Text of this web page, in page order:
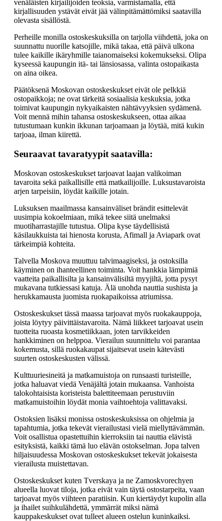
venäläisten kirjailijoiden teoksia, varmistamalla, että
kirjallisuuden ystävät eivät jää välinpitämättömiksi saatavilla
olevasta sisällöstä.
Perheille monilla ostoskeskuksilla on tarjolla viihdettä, joka on
suunnattu nuorille katsojille, mikä takaa, että päivä ulkona
tulee kaikille ikäryhmille taianomaiseksi kokemukseksi. Olipa
kyseessä kaupungin itä- tai länsiosassa, valinta ostopaikasta
on aina oikea.
Päätöksenä Moskovan ostoskeskukset eivät ole pelkkiä
ostopaikkoja; ne ovat tärkeitä sosiaalisia keskuksia, jotka
toimivat kaupungin nykyaikaisten nähtävyyksien sydämenä.
Voit mennä mihin tahansa ostoskeskukseen, ottaa aikaa
tutustumaan kunkin ikkunan tarjoamaan ja löytää, mitä kukin
tarjoaa, ilman kiirettä.
Seuraavat tavaratyypit saatavilla:
Moskovan ostoskeskukset tarjoavat laajan valikoiman
tavaroita sekä paikallisille että matkailijoille. Luksustavaroista
arjen tarpeisiin, löydät kaikille jotain.
Luksuksen maailmassa kansainväliset brändit esittelevät
uusimpia kokoelmiaan, mikä tekee siitä unelmaksi
muotiharrastajille tutustua. Olipa kyse täydellisistä
käsilaukkuista tai hienosta korusta, Afimall ja Aviapark ovat
tärkeimpiä kohteita.
Talvella Moskova muuttuu talvimaagiseksi, ja ostoksilla
käyminen on ihanteellinen toiminta. Voit hankkia lämpimiä
vaatteita paikallisilta ja kansainvälisiltä myyjiltä, jotta pysyt
mukavana tutkiessasi katuja. Älä unohda nauttia sushista ja
herukkamausta juomista ruokapaikoissa atriumissa.
Ostoskeskukset tässä maassa tarjoavat myös ruokakauppoja,
joista löytyy päivittäistavaroita. Nämä liikkeet tarjoavat usein
tuotteita ruoasta kosmetiikkaan, joten tarvikkeiden
hankkiminen on helppoa. Vierailun suunnittelu voi parantaa
kokemusta, sillä ruokakaupat sijaitsevat usein kätevästi
suurten ostoskeskusten välissä.
Kulttuuriesineitä ja matkamuistoja on runsaasti turisteille,
jotka haluavat viedä Venäjältä jotain mukaansa. Vanhoista
talokohtaisista koristeista balettiteemaan perustuviin
matkamuistoihin löydät monia vaihtoehtoja valittavaksi.
Ostoksien lisäksi monissa ostoskeskuksissa on ohjelmia ja
tapahtumia, jotka tekevät vierailustasi vielä miellyttävämmän.
Voit osallistua opastettuihin kierroksiin tai nauttia elävistä
esityksistä, kaikki tämä luo elävän ostokselman. Jopa talven
hiljaisuudessa Moskovan ostoskeskukset tekevät jokaisesta
vierailusta muistettavan.
Ostoskeskukset kuten Tverskaya ja ne Zamoskvorechyen
alueella luovat tiloja, jotka eivät vain täytä ostostarpeita, vaan
tarjoavat myös viihteen paratiisin. Kun kiertäydyt kupolin alla
ja ihailet suihkulähdettä, ymmärrät miksi nämä
kauppakeskukset ovat tulleet alueen ostelun kuninkaiksi.